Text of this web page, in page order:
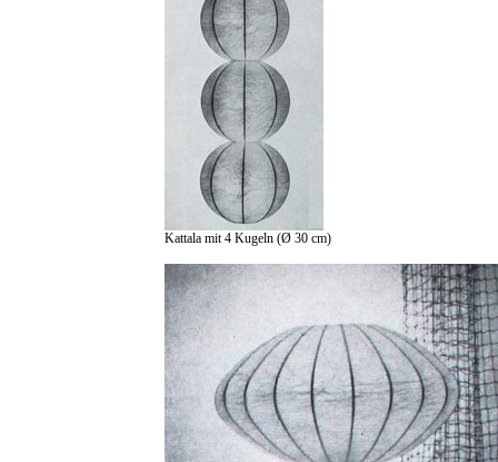
Kattala mit 4 Kugeln (Ø 30 cm)